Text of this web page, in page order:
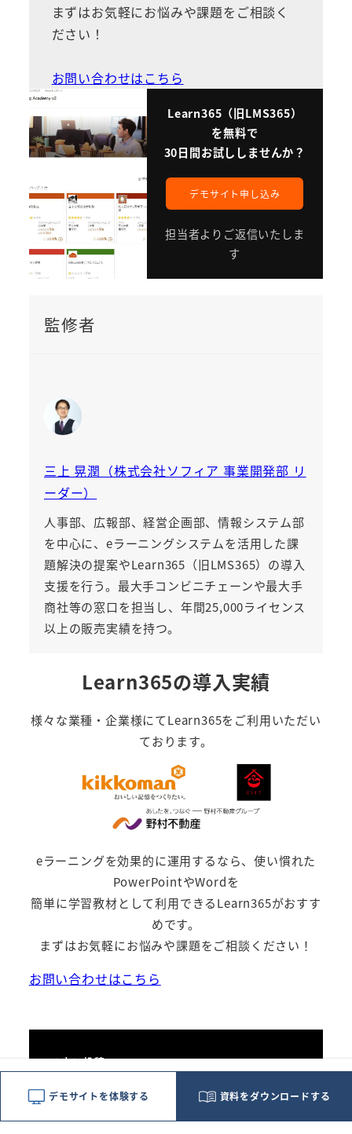
まずはお気軽にお悩みや課題をご相談く
ださい！
お問い合わせはこちら
Learn365（旧LMS365）
を無料で
30日間お試ししませんか？
デモサイト申し込み
担当者よりご返信いたしま
す
監修者
三上 晃潤（株式会社ソフィア 事業開発部 リ
ーダー）
人事部、広報部、経営企画部、情報システム部
を中心に、eラーニングシステムを活用した課
題解決の提案やLearn365（旧LMS365） の導入
支援を行う。最大手コンビニチェーンや最大手
商社等の窓口を担当し、年間25,000ライセンス
以上の販売実績を持つ。
Learn365の導入実績
様々な業種・企業様にてLearn365をご利用いただい
ております。
eラーニングを効果的に運用するなら、使い慣れた
PowerPointやWordを
簡単に学習教材として利用できるLearn365がおすす
めです。
まずはお気軽にお悩みや課題をご相談ください！
お問い合わせはこちら
古い投稿
的や実施のステップ、ポイント…
デモサイトを体験する 資料をダウンロードする